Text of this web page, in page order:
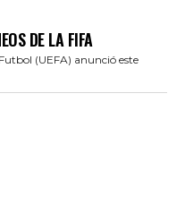
DE LA FIFA
(UEFA) anunció este